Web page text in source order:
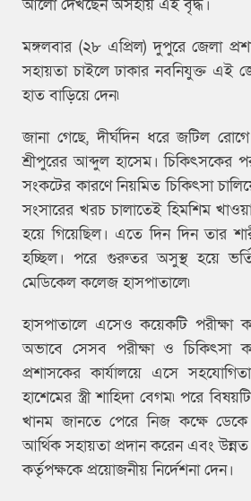
আলো দেখছেন অসহায় এই বৃদ্ধ।
মঙ্গলবার (২৮ এপ্রিল) দুপুরে জেলা
সহায়তা চাইলে ঢাকার নবনিযুক্ত এই
হাত বাড়িয়ে দেন৷
জানা গেছে, দীর্ঘদিন ধরে জটিল
শ্রীপুরের আব্দুল হাসেম। চিকিৎসকের
সংকটের কারণে নিয়মিত চিকিৎসা
সংসারের খরচ চালাতেই হিমশিম
হয়ে গিয়েছিল। এতে দিন দিন তার
হচ্ছিল। পরে গুরুতর অসুস্থ হয়ে
মেডিকেল কলেজ হাসপাতালে৷
হাসপাতালে এসেও কয়েকটি পরীক্ষা
অভাবে সেসব পরীক্ষা ও চিকিৎসা
প্রশাসকের কার্যালয়ে এসে
হাশেমের স্ত্রী শাহিদা বেগম৷ পরে
খানম জানতে পেরে নিজ কক্ষে ডেকে
আর্থিক সহায়তা প্রদান করেন এবং উন্নত
কর্তৃপক্ষকে প্রয়োজনীয় নির্দেশনা দেন।